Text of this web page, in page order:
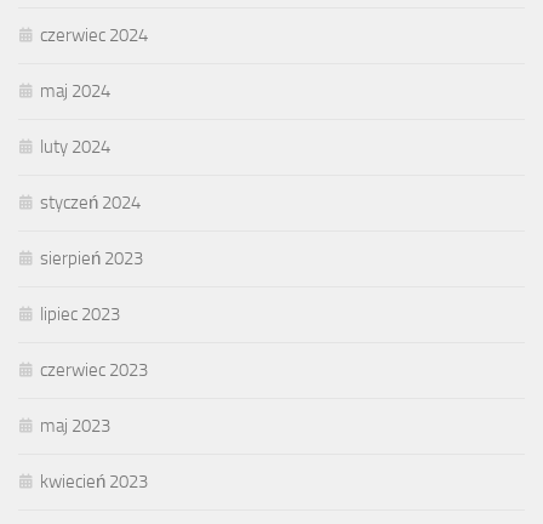
czerwiec 2024
maj 2024
luty 2024
styczeń 2024
sierpień 2023
lipiec 2023
czerwiec 2023
maj 2023
kwiecień 2023